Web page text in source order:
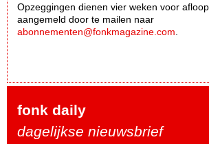
Opzeggingen dienen vier weken voor
aangemeld door te mailen naar
abonnementen@fonkmagazine.com
fonk daily
dagelijkse nieuwsbrief